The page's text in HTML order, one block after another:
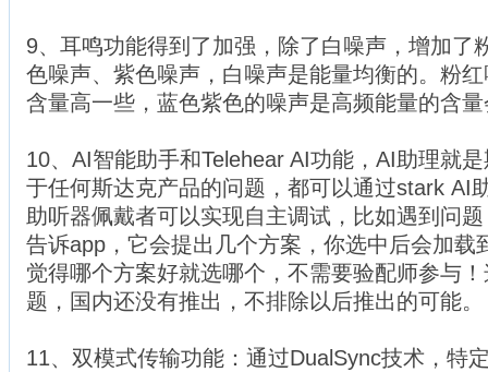
9、耳鸣功能得到了加强，除了白噪声，增加了
色噪声、紫色噪声，白噪声是能量均衡的。粉
含量高一些，蓝色紫色的噪声是高频能量的含
10、AI智能助手和Telehear AI功能，AI助理就
于任何斯达克产品的问题，都可以通过stark AI
助听器佩戴者可以实现自主调试，比如遇到问
告诉app，它会提出几个方案，你选中后会加载
觉得哪个方案好就选哪个，不需要验配师参与
题，国内还没有推出，不排除以后推出的可能。
11、双模式传输功能：通过DualSync技术，特